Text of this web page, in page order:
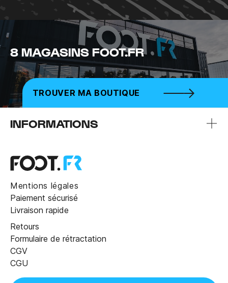
8 MAGASINS FOOT.FR
TROUVER MA BOUTIQUE
INFORMATIONS
Mentions légales
Paiement sécurisé
Livraison rapide
Retours
Formulaire de rétractation
CGV
CGU